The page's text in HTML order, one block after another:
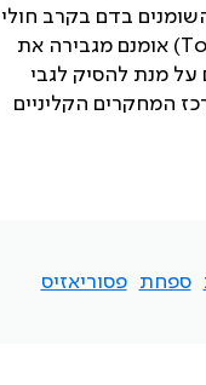
בדם בקרב חולי
) אומנם מגבירה את
על מנת להסיק לגבי
המחקרים הקליניים
ספחת
פסוריאזיס